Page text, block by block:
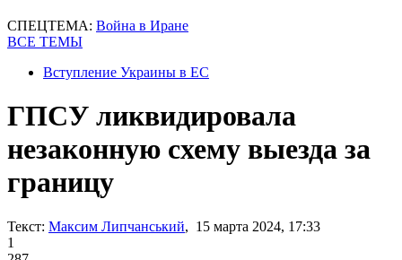
СПЕЦТЕМА: Война в Иране
ВСЕ ТЕМЫ
Вступление Украины в ЕС
ГПСУ ликвидировала
незаконную схему выезда за
границу
Текст: Максим Липчанський, 15 марта 2024, 17:33
1